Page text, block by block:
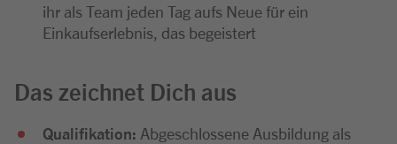
ihr als Team jeden Tag aufs Neue für ein
Einkaufserlebnis, das begeistert
Das zeichnet Dich aus
Qualifikation: Abgeschlossene Ausbildung als